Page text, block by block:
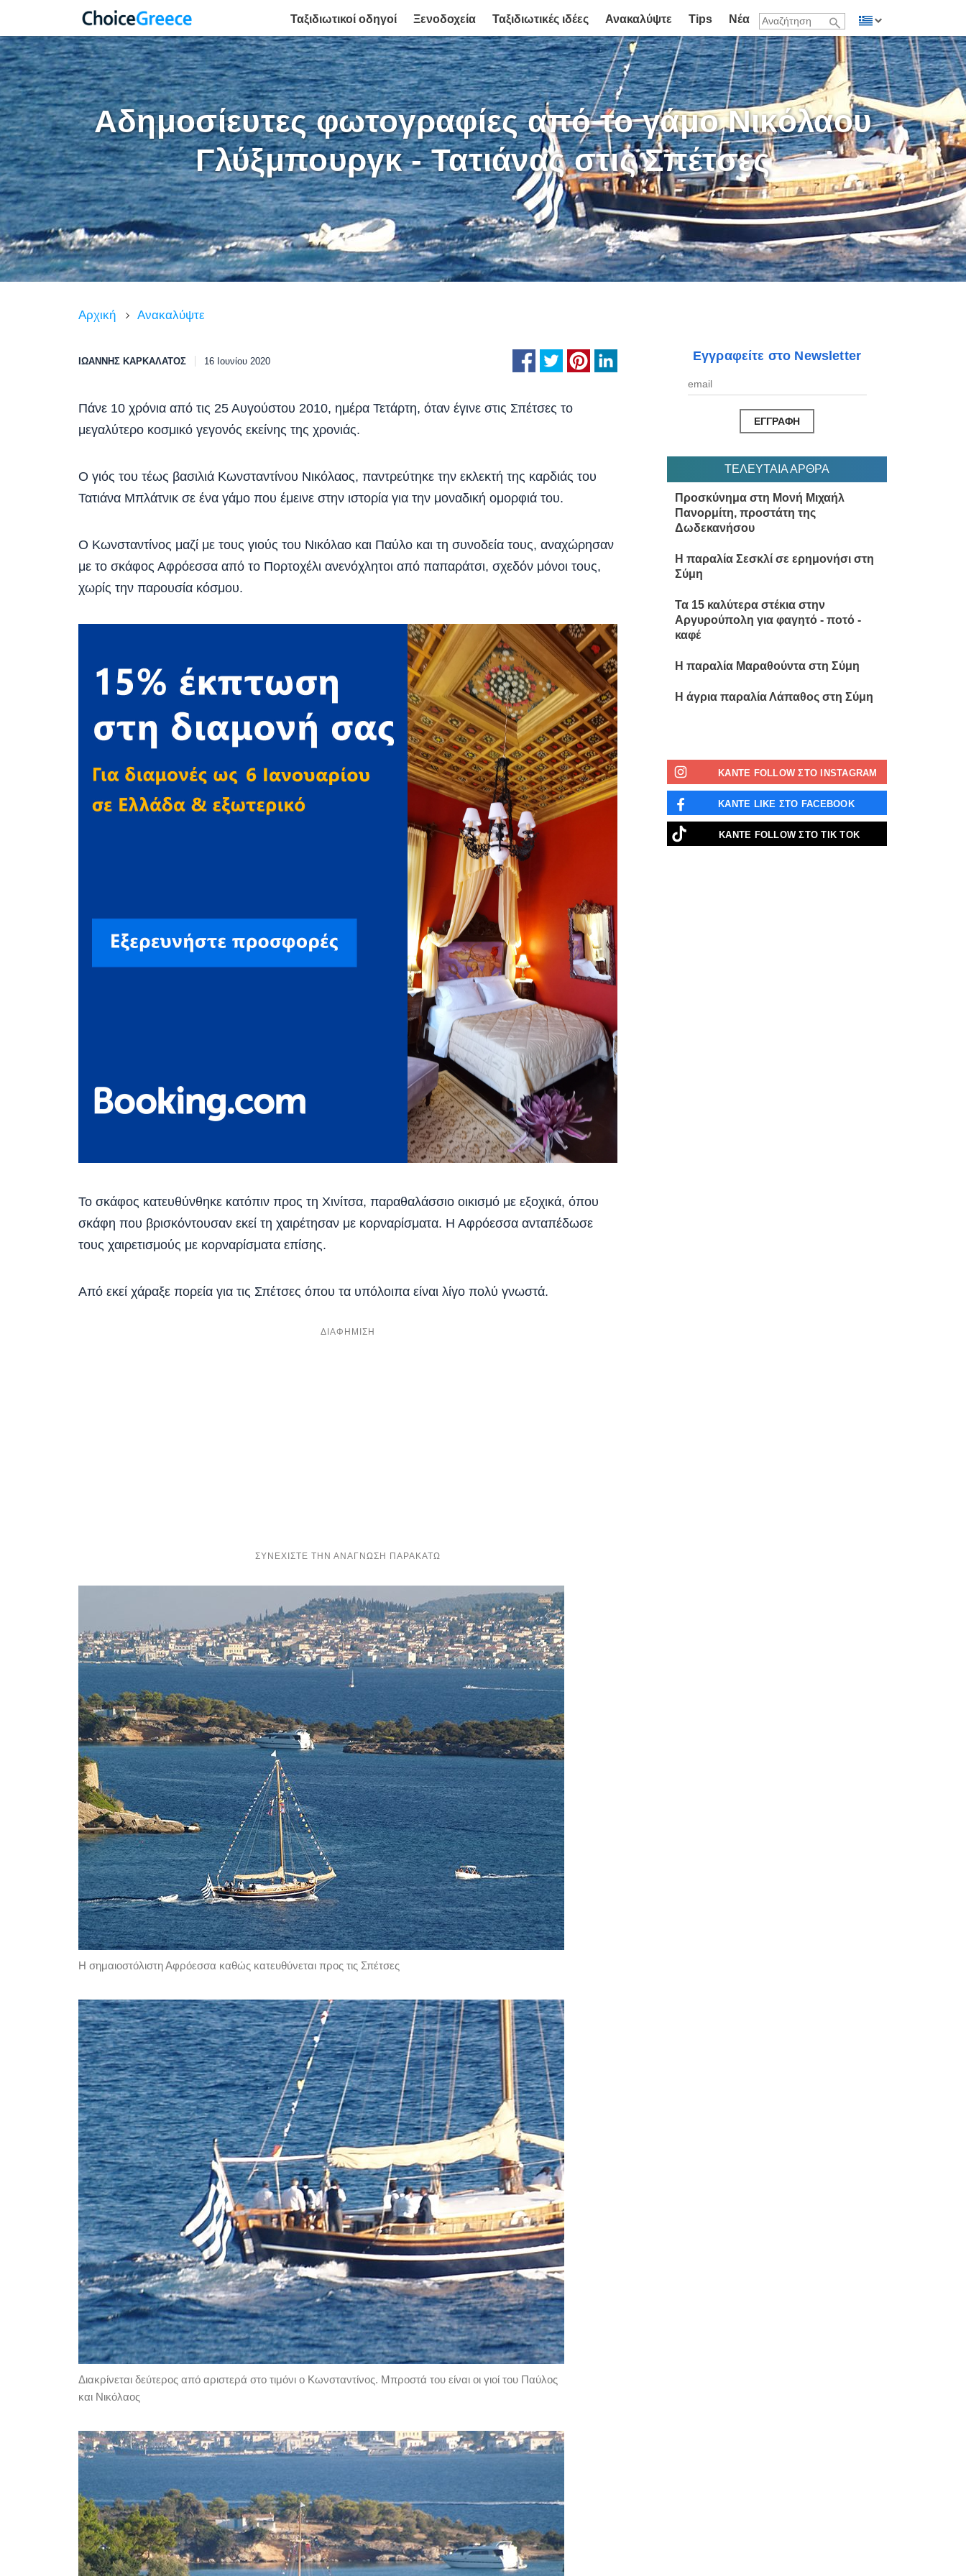
Ταξιδιωτικοί οδηγοί Ξενοδοχεία Ταξιδιωτικές ιδέες Ανακαλύψτε Tips Νέα
Αδημοσίευτες φωτογραφίες από το γάμο Νικόλαου
Γλύξμπουργκ - Τατιάνας στις Σπέτσες
Αρχική Ανακαλύψτε
Εγγραφείτε στο Newsletter
ΤΕΛΕΥΤΑΙΑ ΑΡΘΡΑ
Προσκύνημα στη Μονή Μιχαήλ
Πανορμίτη, προστάτη της
Δωδεκανήσου
Η παραλία Σεσκλί σε ερημονήσι στη
Σύμη
Τα 15 καλύτερα στέκια στην
Αργυρούπολη για φαγητό - ποτό -
καφέ
Η παραλία Μαραθούντα στη Σύμη
Η άγρια παραλία Λάπαθος στη Σύμη
ΚΑΝΤΕ FOLLOW ΣΤΟ INSTAGRAM
ΚΑΝΤΕ LIKE ΣΤΟ FACEBOOK
ΚΑΝΤΕ FOLLOW ΣΤΟ ΤΙΚ ΤΟΚ
ΙΩΆΝΝΗΣ ΚΑΡΚΑΛΆΤΟΣ 16 Ιουνίου 2020
Πάνε 10 χρόνια από τις 25 Αυγούστου 2010, ημέρα Τετάρτη, όταν έγινε στις Σπέτσες το
μεγαλύτερο κοσμικό γεγονός εκείνης της χρονιάς.
Ο γιός του τέως βασιλιά Κωνσταντίνου Νικόλαος, παντρεύτηκε την εκλεκτή της καρδιάς του
Τατιάνα Μπλάτνικ σε ένα γάμο που έμεινε στην ιστορία για την μοναδική ομορφιά του.
Ο Κωνσταντίνος μαζί με τους γιούς του Νικόλαο και Παύλο και τη συνοδεία τους, αναχώρησαν
με το σκάφος Αφρόεσσα από το Πορτοχέλι ανενόχλητοι από παπαράτσι, σχεδόν μόνοι τους,
χωρίς την παρουσία κόσμου.
Το σκάφος κατευθύνθηκε κατόπιν προς τη Χινίτσα, παραθαλάσσιο οικισμό με εξοχικά, όπου
σκάφη που βρισκόντουσαν εκεί τη χαιρέτησαν με κορναρίσματα. Η Αφρόεσσα ανταπέδωσε
τους χαιρετισμούς με κορναρίσματα επίσης.
Από εκεί χάραξε πορεία για τις Σπέτσες όπου τα υπόλοιπα είναι λίγο πολύ γνωστά.
Η σημαιοστόλιστη Αφρόεσσα καθώς κατευθύνεται προς τις Σπέτσες
Διακρίνεται δεύτερος από αριστερά στο τιμόνι ο Κωνσταντίνος. Μπροστά του είναι οι γιοί του Παύλος
και Νικόλαος